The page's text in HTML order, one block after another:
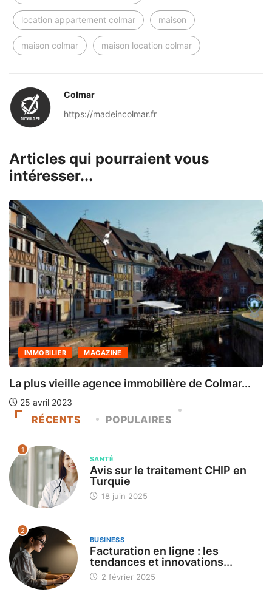
location appartement colmar maison
maison colmar maison location colmar
Colmar
https://madeincolmar.fr
Articles qui pourraient vous
intéresser...
IMMOBILIER MAGAZINE
La plus vieille agence immobilière de Colmar...
25 avril 2023
RÉCENTS POPULAIRES
1
SANTÉ
Avis sur le traitement CHIP en
Turquie
18 juin 2025
2
BUSINESS
Facturation en ligne : les
tendances et innovations...
2 février 2025